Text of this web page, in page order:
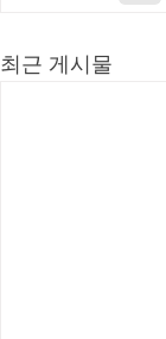
최근 게시물